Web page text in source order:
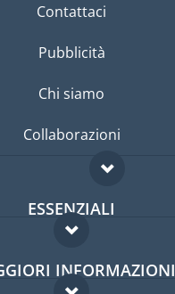
Contattaci
Pubblicità
Chi siamo
Collaborazioni
ESSENZIALI
Forum per expat
Guida per expat
INFORMAZIONI